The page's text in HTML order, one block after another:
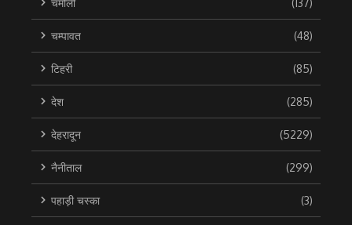
चम्पावत (48)
टिहरी (85)
देश (285)
देहरादून (5229)
नैनीताल (299)
पहाड़ी चस्का (3)